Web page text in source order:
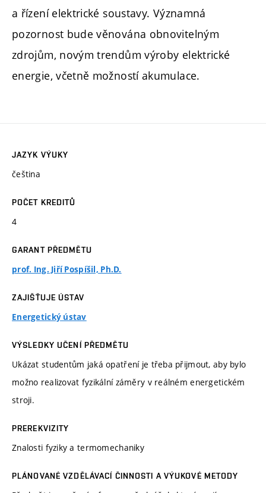
a řízení elektrické soustavy. Významná
pozornost bude věnována obnovitelným
zdrojům, novým trendům výroby elektrické
energie, včetně možností akumulace.
JAZYK VÝUKY
čeština
POČET KREDITŮ
4
GARANT PŘEDMĚTU
prof. Ing. Jiří Pospíšil, Ph.D.
ZAJIŠŤUJE ÚSTAV
Energetický ústav
VÝSLEDKY UČENÍ PŘEDMĚTU
Ukázat studentům jaká opatření je třeba přijmout, aby bylo
možno realizovat fyzikální záměry v reálném energetickém
stroji.
PREREKVIZITY
Znalosti fyziky a termomechaniky
PLÁNOVANÉ VZDĚLÁVACÍ ČINNOSTI A VÝUKOVÉ METODY